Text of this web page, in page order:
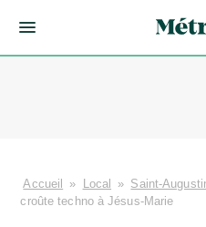
Accueil » Local » Saint-
croûte techno à Jésus-Marie